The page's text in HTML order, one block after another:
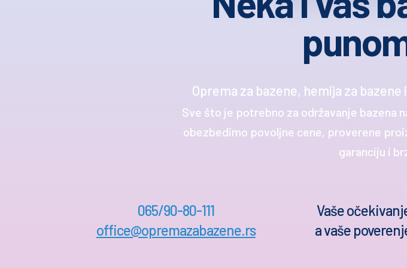
Oprema za bazene, hemija za
Sve što je potrebno za održavanje bazena
obezbedimo povoljne cene, proverene
garanciju i
065/90-80-111
office@opremazabazene.rs
Vaše
a vaše